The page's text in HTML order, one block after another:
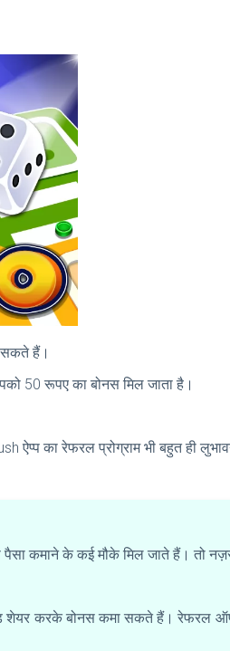
सकते हैं।
50 रूपए का बोनस मिल जाता है।
का रेफरल प्रोग्राम भी बहुत ही
कमाने के कई मौके मिल जाते हैं। तो नज़र
शेयर करके बोनस कमा सकते हैं। रेफरल